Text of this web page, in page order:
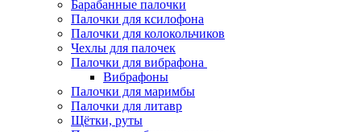
Барабанные палочки
Палочки для ксилофона
Палочки для колокольчиков
Чехлы для палочек
Палочки для вибрафона
Вибрафоны
Палочки для маримбы
Палочки для литавр
Щётки, руты